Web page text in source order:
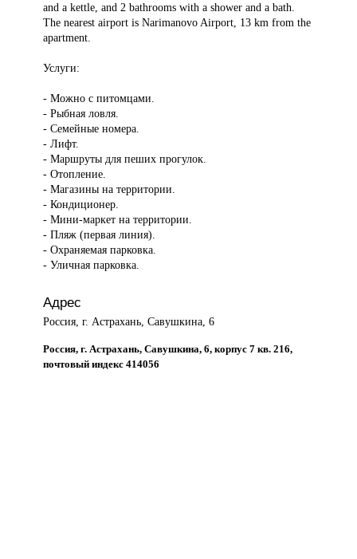
and a kettle, and 2 bathrooms with a shower and a bath.
The nearest airport is Narimanovo Airport, 13 km from the
apartment.
Услуги:
- Можно с питомцами.
- Рыбная ловля.
- Семейные номера.
- Лифт.
- Маршруты для пеших прогулок.
- Отопление.
- Магазины на территории.
- Кондиционер.
- Мини-маркет на территории.
- Пляж (первая линия).
- Охраняемая парковка.
- Уличная парковка.
Адрес
Россия, г. Астрахань, Савушкина, 6
Россия, г. Астрахань, Савушкина, 6, корпус 7 кв. 216,
почтовый индекс 414056